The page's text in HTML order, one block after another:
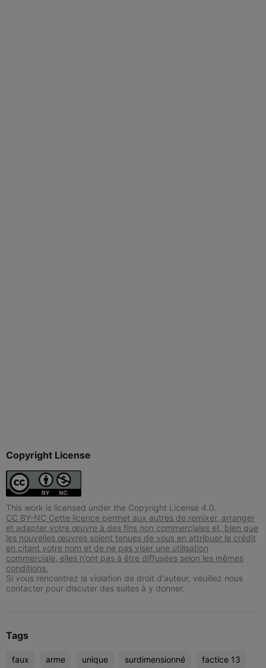
Copyright License
This work is licensed under the Copyright License 4.0.
CC BY-NC Cette licence permet aux autres de remixer, arranger
et adapter votre œuvre à des fins non commerciales et, bien que
les nouvelles œuvres soient tenues de vous en attribuer le crédit
en citant votre nom et de ne pas viser une utilisation
commerciale, elles n’ont pas à être diffusées selon les mêmes
conditions.
Si vous rencontrez la violation de droit d'auteur, veuillez nous
contacter pour discuter des suites à y donner.
Tags
faux arme unique surdimensionné factice 13